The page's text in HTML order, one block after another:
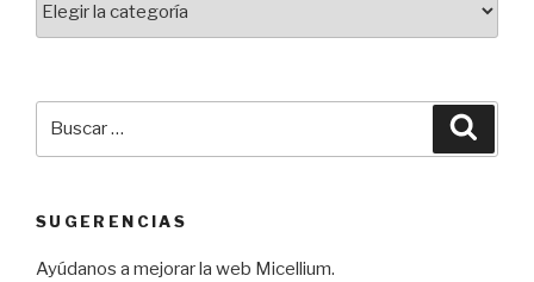
SUGERENCIAS
Ayúdanos a mejorar la web Micellium.